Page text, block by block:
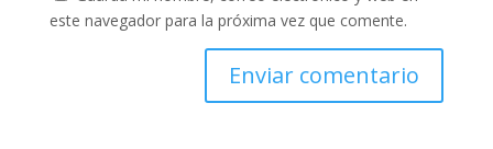
este navegador para la próxima vez que comente.